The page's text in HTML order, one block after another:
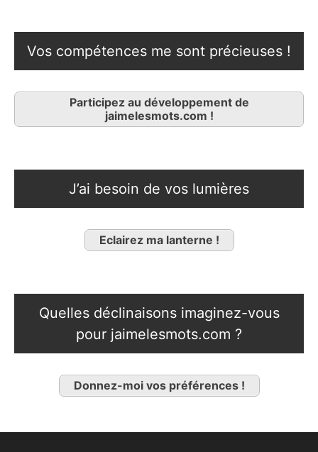
Vos compétences me sont précieuses !
Participez au développement de
jaimelesmots.com !
J’ai besoin de vos lumières
Eclairez ma lanterne !
Quelles déclinaisons imaginez-vous
pour jaimelesmots.com ?
Donnez-moi vos préférences !